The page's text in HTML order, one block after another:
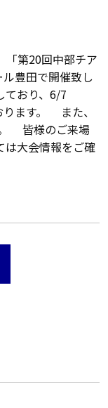
「第20回中部チア
豊田で開催致し
おり、6/7
ります。 また、
。 皆様のご来場
大会情報をご確